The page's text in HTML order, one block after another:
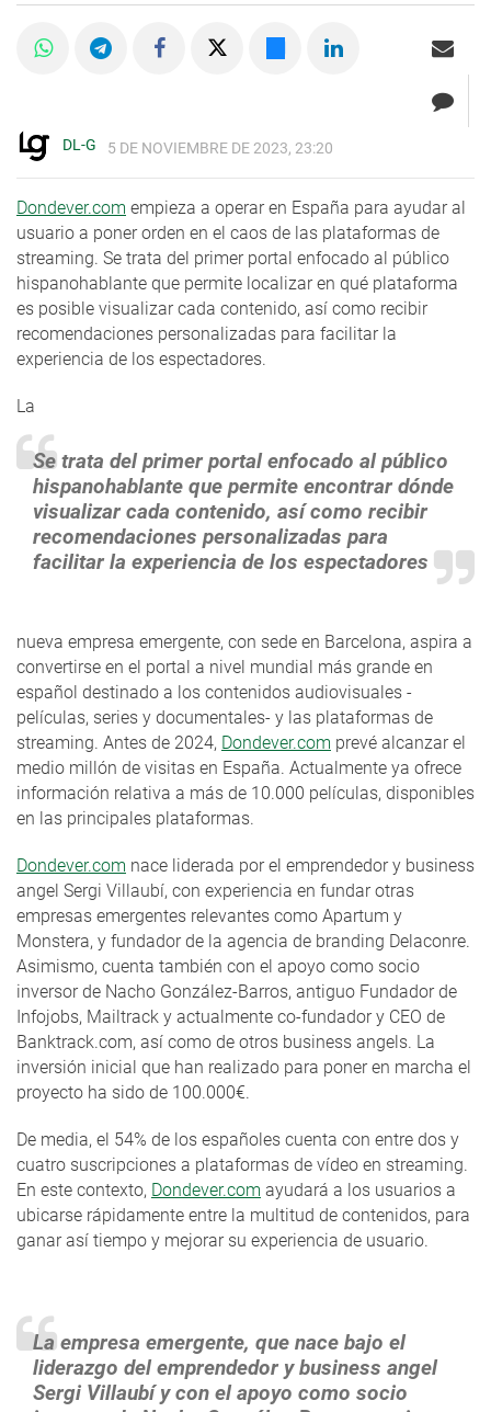
DL-G 5 DE NOVIEMBRE DE 2023, 23:20
Dondever.com empieza a operar en España para ayudar al
usuario a poner orden en el caos de las plataformas de
streaming. Se trata del primer portal enfocado al público
hispanohablante que permite localizar en qué plataforma
es posible visualizar cada contenido, así como recibir
recomendaciones personalizadas para facilitar la
experiencia de los espectadores.
Se trata del primer portal enfocado al público
hispanohablante que permite encontrar dónde
visualizar cada contenido, así como recibir
recomendaciones personalizadas para
facilitar la experiencia de los espectadores
La
nueva empresa emergente, con sede en Barcelona, aspira a
convertirse en el portal a nivel mundial más grande en
español destinado a los contenidos audiovisuales -
películas, series y documentales- y las plataformas de
streaming. Antes de 2024, Dondever.com prevé alcanzar el
medio millón de visitas en España. Actualmente ya ofrece
información relativa a más de 10.000 películas, disponibles
en las principales plataformas.
Dondever.com nace liderada por el emprendedor y business
angel Sergi Villaubí, con experiencia en fundar otras
empresas emergentes relevantes como Apartum y
Monstera, y fundador de la agencia de branding Delaconre.
Asimismo, cuenta también con el apoyo como socio
inversor de Nacho González-Barros, antiguo Fundador de
Infojobs, Mailtrack y actualmente co-fundador y CEO de
Banktrack.com, así como de otros business angels. La
inversión inicial que han realizado para poner en marcha el
proyecto ha sido de 100.000€.
De media, el 54% de los españoles cuenta con entre dos y
cuatro suscripciones a plataformas de vídeo en streaming.
En este contexto, Dondever.com ayudará a los usuarios a
ubicarse rápidamente entre la multitud de contenidos, para
ganar así tiempo y mejorar su experiencia de usuario.
La empresa emergente, que nace bajo el
liderazgo del emprendedor y business angel
Sergi Villaubí y con el apoyo como socio